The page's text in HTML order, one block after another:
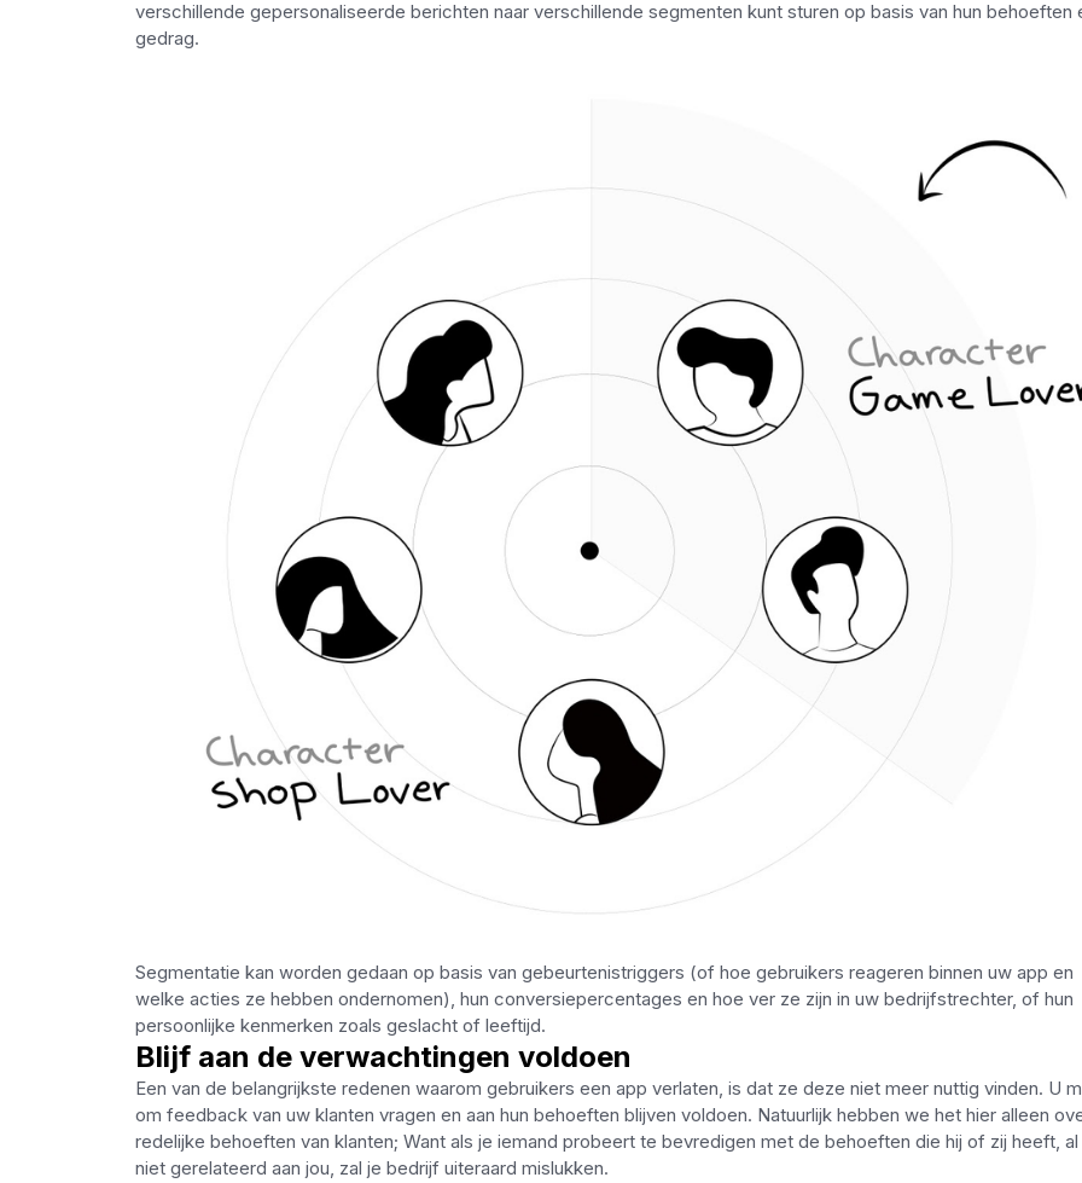
verschillende gepersonaliseerde berichten naar verschillende segmenten kunt sturen op basis van hun behoeften
gedrag.
Segmentatie kan worden gedaan op basis van gebeurtenistriggers (of hoe gebruikers reageren binnen uw app en
welke acties ze hebben ondernomen), hun conversiepercentages en hoe ver ze zijn in uw bedrijfstrechter, of hun
persoonlijke kenmerken zoals geslacht of leeftijd.
Blijf aan de verwachtingen voldoen
Een van de belangrijkste redenen waarom gebruikers een app verlaten, is dat ze deze niet meer nuttig vinden. U
om feedback van uw klanten vragen en aan hun behoeften blijven voldoen. Natuurlijk hebben we het hier alleen
redelijke behoeften van klanten; Want als je iemand probeert te bevredigen met de behoeften die hij of zij heeft, al
niet gerelateerd aan jou, zal je bedrijf uiteraard mislukken.